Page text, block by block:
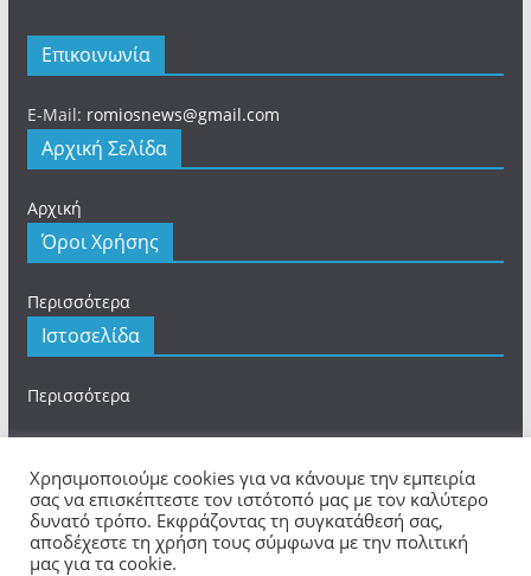
Επικοινωνία
E-Mail: romiosnews@gmail.com
Αρχική Σελίδα
Αρχική
Όροι Χρήσης
Περισσότερα
Ιστοσελίδα
Περισσότερα
Πνευματικά Δικαιώματα © 2026romios.online. Τα
πνευματικά δικαιώματα προστατεύονται.
Χρησιμοποιούμε cookies για να κάνουμε την εμπειρία
σας να επισκέπτεστε τον ιστότοπό μας με τον καλύτερο
δυνατό τρόπο. Εκφράζοντας τη συγκατάθεσή σας,
αποδέχεστε τη χρήση τους σύμφωνα με την πολιτική
μας για τα cookie.